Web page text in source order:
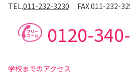
TEL.011-232-3230 FAX.011-232-
0120-
学校までのアクセス